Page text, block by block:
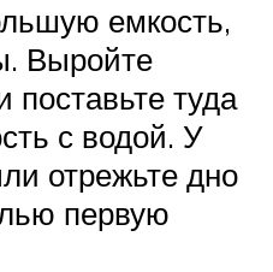
емкость,
Выройте
туда
с водой. У
отрежьте дно
первую